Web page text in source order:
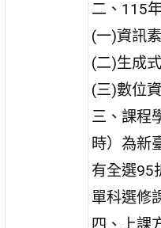
二、115
(一)資訊
(二)生成
(三)數位
三、課程
時）為新
有全選95
單科選修